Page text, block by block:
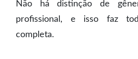
Não há distinção de
profissional, e isso faz
completa.